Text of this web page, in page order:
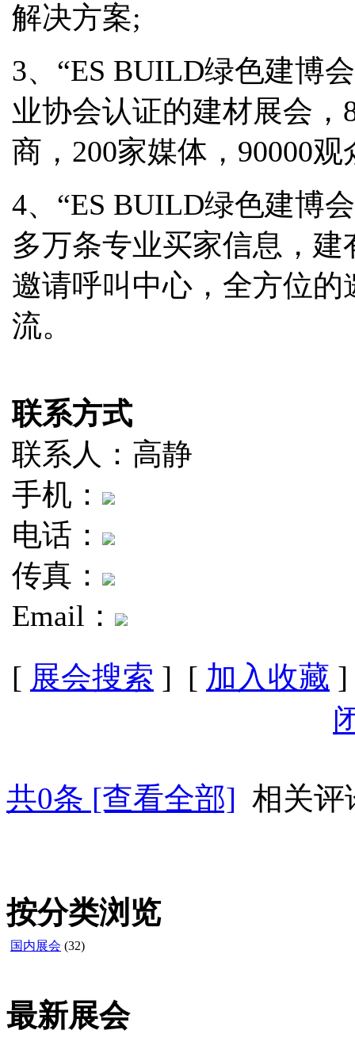
解决方案;
3、“ES BUILD绿色建博
业协会认证的建材展会，
商，200家媒体，90000
4、“ES BUILD绿色建博
多万条专业买家信息，
邀请呼叫中心，全方位
流。
联系方式
联系人：高静
手机：
电话：
传真：
Email：
[ 展会搜索 ] [ 加入收藏
共0条 [查看全部] 相关评
按分类浏览
国内展会 (32)
最新展会